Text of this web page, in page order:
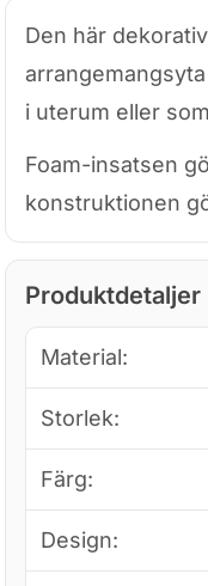
Den här
i uterum eller
Foam-insatsen
konstruktionen
Produktdetaljer
Material:
Storlek:
Färg:
Design: